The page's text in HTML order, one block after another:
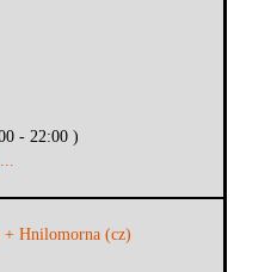
- 22:00 )
+ Hnilomorna (cz)